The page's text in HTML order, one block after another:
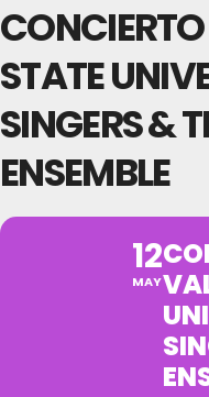
STATE
SINGERS &
ENSEMBLE
12
MAY